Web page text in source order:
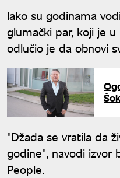
Iako su godinama
glumački par, koji je u
odlučio je da obnovi
"Džada se vratila da
godine", navodi izvor
People.